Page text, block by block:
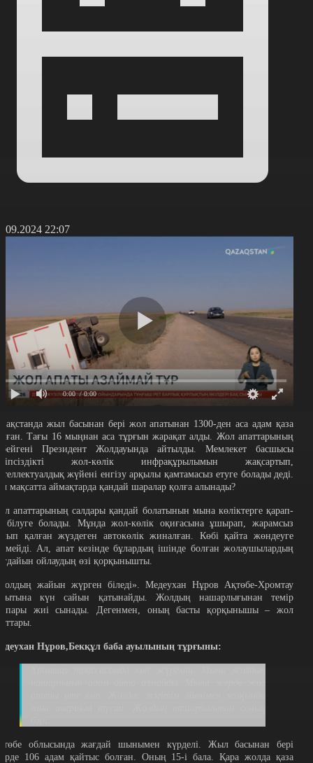
22:07
0:00 / 0:00
жыл басынан бері жол апатынан 1300-ден аса адам қаза
Тағы 16 мыңнан аса тұрғын жарақат алды. Жол апаттарының
Президент Жолдауында айтылды. Мемлекет басшысы
жол-көлік инфрақұрылымын жақсартып,
жүйені енгізу арқылы қамтамасыз етуге болады деді.
мақсатта аймақтарда қандай шаралар қолға алынады?
апаттарының салдары қандай болатынын мына көліктерге қарап-
білуге болады. Мұнда жол-көлік оқиғасына ұшырап, жарамсыз
қалған жүздеген автокөлік жиналған. Көбі қайта жөндеуге
Ал, апат кезінде бұлардың ішінде болған жолаушылардың
ойлаудың өзі қорқынышты.
жайын жүрген біледі». Медеухан Нұров Ақтөбе-Хромтау
күн сайын қатынайды. Жолдың нашарлығынан темір
жиі сынады. Дегенмен, оның басты қорқынышы – жол
Нұров,Бекқұл баба ауылының тұрғыны:
облысында жағдай шынымен күрделі. Жыл басынан бері
106 адам қайтыс болған. Оның 15-і бала. Қара жолда қаза